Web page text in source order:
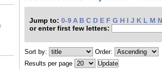
Jump to: 0-9 A B C D E F G H I J K L M N
or enter first few letters:
Sort by:
Order:
Results per page